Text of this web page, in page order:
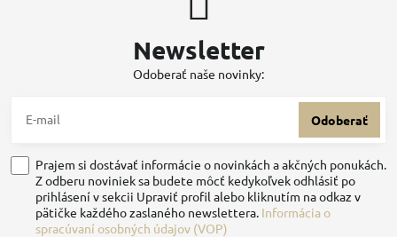
Newsletter
Odoberať naše novinky:
Odoberať
Prajem si dostávať informácie o novinkách a akčných ponukách.
Z odberu noviniek sa budete môcť kedykoľvek odhlásiť po
prihlásení v sekcii Upraviť profil alebo kliknutím na odkaz v
pätičke každého zaslaného newslettera. Informácia o
spracúvaní osobných údajov (VOP)